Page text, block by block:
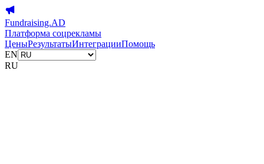
Fundraising.AD
Платформа соцрекламы
ЦеныРезультатыИнтеграцииПомощь
EN
RU